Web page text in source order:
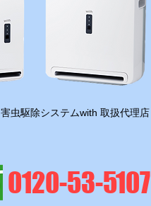
​害虫駆除システムwith 取扱代理店
0120-53-5107